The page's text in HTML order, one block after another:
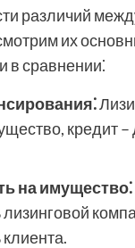
различий
их
в сравнении⁚
кредит
на имущество⁚